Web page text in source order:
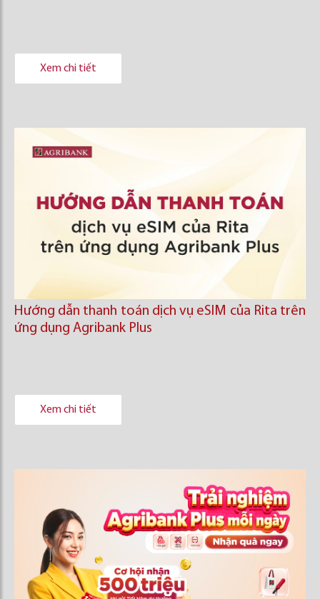
Xem chi tiết
Hướng dẫn thanh toán dịch vụ eSIM của Rita trên
ứng dụng Agribank Plus
Xem chi tiết